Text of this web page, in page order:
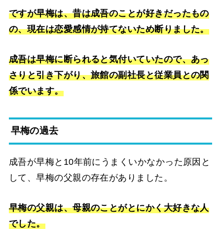
ですが早梅は、昔は成吾のことが好きだったもの
の、現在は恋愛感情が持てないため断りました。
成吾は早梅に断られると気付いていたので、あっ
さりと引き下がり、旅館の副社長と従業員との関
係でいます。
早梅の過去
成吾が早梅と10年前にうまくいかなかった原因と
して、早梅の父親の存在がありました。
早梅の父親は、母親のことがとにかく大好きな人
でした。